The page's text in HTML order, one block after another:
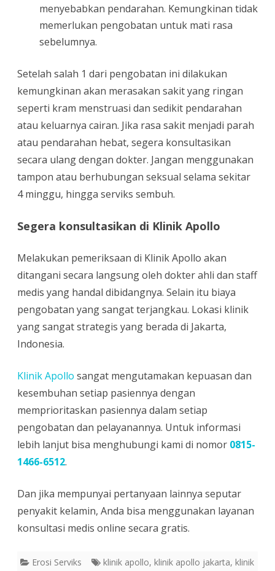
menyebabkan pendarahan. Kemungkinan tidak
memerlukan pengobatan untuk mati rasa
sebelumnya.
Setelah salah 1 dari pengobatan ini dilakukan
kemungkinan akan merasakan sakit yang ringan
seperti kram menstruasi dan sedikit pendarahan
atau keluarnya cairan. Jika rasa sakit menjadi parah
atau pendarahan hebat, segera konsultasikan
secara ulang dengan dokter. Jangan menggunakan
tampon atau berhubungan seksual selama sekitar
4 minggu, hingga serviks sembuh.
Segera konsultasikan di Klinik Apollo
Melakukan pemeriksaan di Klinik Apollo akan
ditangani secara langsung oleh dokter ahli dan staff
medis yang handal dibidangnya. Selain itu biaya
pengobatan yang sangat terjangkau. Lokasi klinik
yang sangat strategis yang berada di Jakarta,
Indonesia.
Klinik Apollo sangat mengutamakan kepuasan dan
kesembuhan setiap pasiennya dengan
memprioritaskan pasiennya dalam setiap
pengobatan dan pelayanannya. Untuk informasi
lebih lanjut bisa menghubungi kami di nomor 0815-
1466-6512.
Dan jika mempunyai pertanyaan lainnya seputar
penyakit kelamin, Anda bisa menggunakan layanan
konsultasi medis online secara gratis.
Erosi Serviks klinik apollo, klinik apollo jakarta, klinik